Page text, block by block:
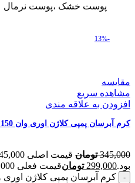
پوست خشک ،پوست نرمال
-13%
مقایسه
مشاهده سریع
افزودن به علاقه مندی
کرم آبرسان پمپی کلاژن اوری وان 150 میل
345,000 تومان
بود.299,000 تومانقیمت فعلی 299,000 تومان است.
کرم آبرسان پمپی کلاژن اوری وان 150